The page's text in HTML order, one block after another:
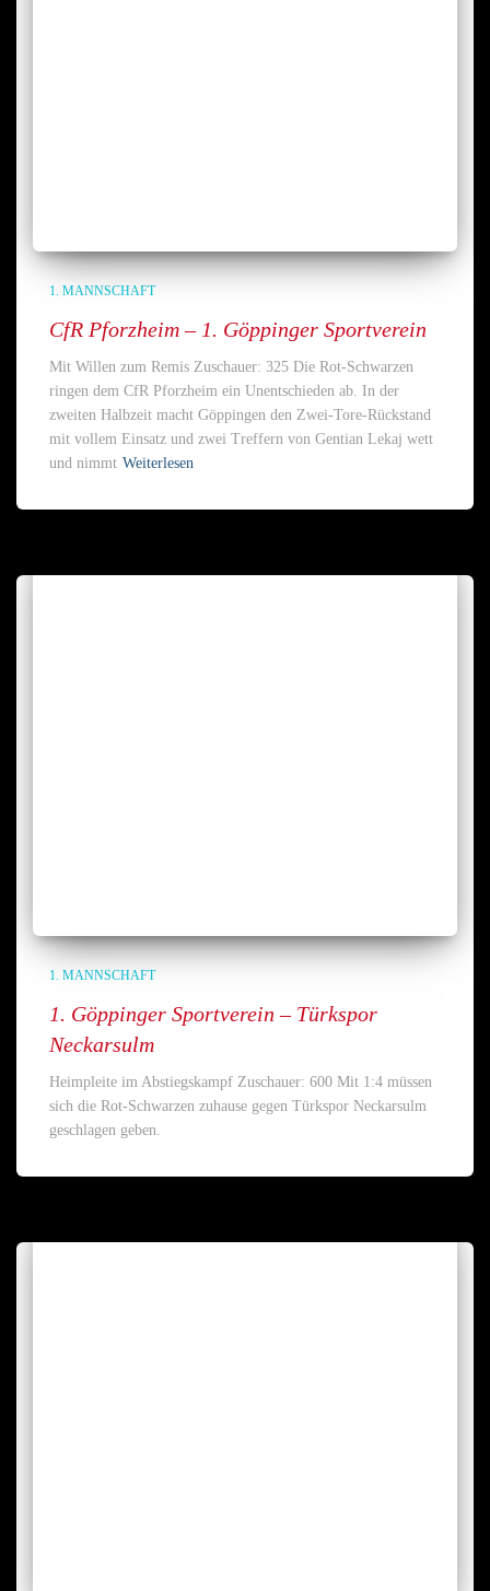
1. MANNSCHAFT
CfR Pforzheim – 1. Göppinger Sportverein
Mit Willen zum Remis Zuschauer: 325 Die Rot-Schwarzen
ringen dem CfR Pforzheim ein Unentschieden ab. In der
zweiten Halbzeit macht Göppingen den Zwei-Tore-Rückstand
mit vollem Einsatz und zwei Treffern von Gentian Lekaj wett
und nimmt Weiterlesen
1. MANNSCHAFT
1. Göppinger Sportverein – Türkspor
Neckarsulm
Heimpleite im Abstiegskampf Zuschauer: 600 Mit 1:4 müssen
sich die Rot-Schwarzen zuhause gegen Türkspor Neckarsulm
geschlagen geben.